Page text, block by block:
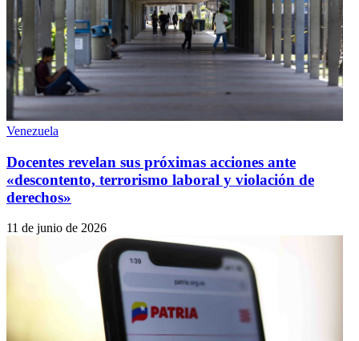
Venezuela
Docentes revelan sus próximas acciones ante
«descontento, terrorismo laboral y violación de
derechos»
11 de junio de 2026